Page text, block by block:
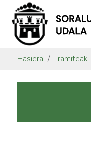
Hasiera Tramiteak